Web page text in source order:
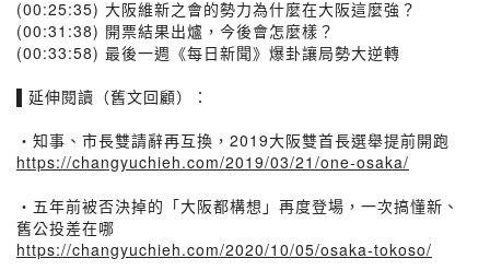
(00:25:35) 大阪維新之會的勢力為什麼在大阪這麼強？
(00:31:38) 開票結果出爐，今後會怎麼樣？
(00:33:58) 最後一週《每日新聞》爆卦讓局勢大逆轉
▌延伸閱讀（舊文回顧）：
・知事、市長雙請辭再互換，2019大阪雙首長選舉提前開跑
https://changyuchieh.com/2019/03/21/one-osaka/
・五年前被否決掉的「大阪都構想」再度登場，一次搞懂新、
舊公投差在哪
https://changyuchieh.com/2020/10/05/osaka-tokoso/